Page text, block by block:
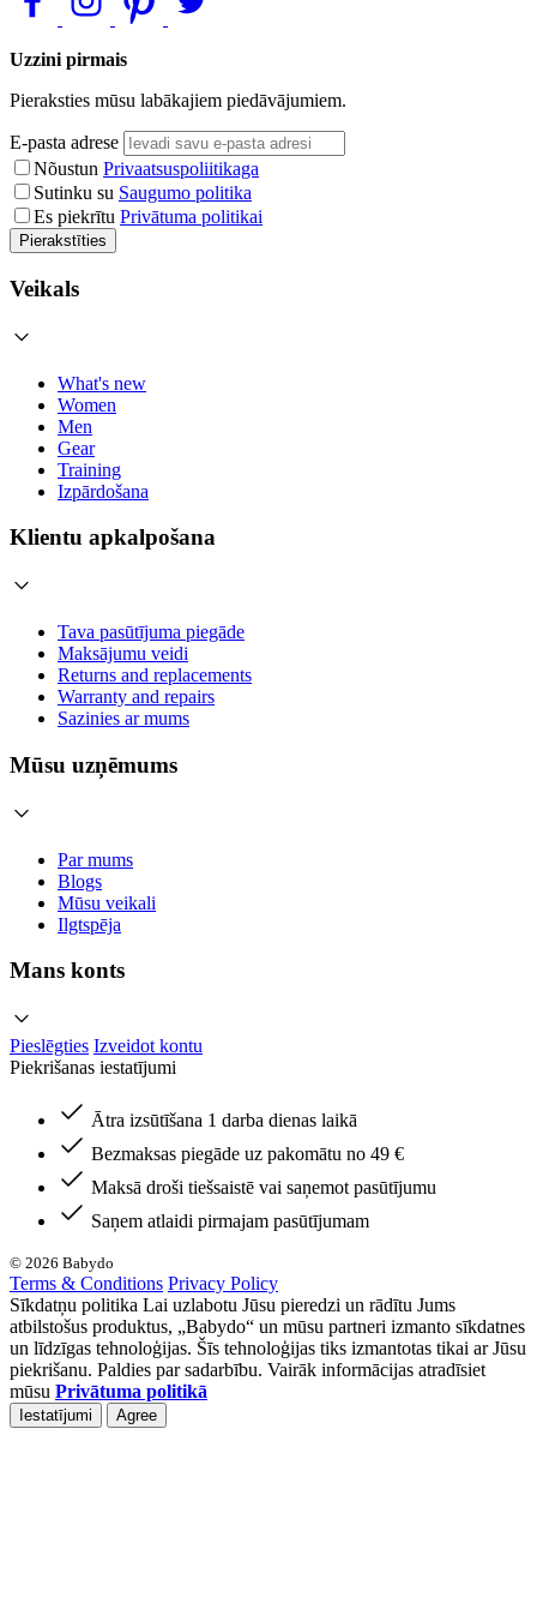
Uzzini pirmais
Pieraksties mūsu labākajiem piedāvājumiem.
E-pasta adrese
Nõustun Privaatsuspoliitikaga
Sutinku su Saugumo politika
Es piekrītu Privātuma politikai
Pierakstīties
Veikals
What's new
Women
Men
Gear
Training
Izpārdošana
Klientu apkalpošana
Tava pasūtījuma piegāde
Maksājumu veidi
Returns and replacements
Warranty and repairs
Sazinies ar mums
Mūsu uzņēmums
Par mums
Blogs
Mūsu veikali
Ilgtspēja
Mans konts
Pieslēgties Izveidot kontu
Piekrišanas iestatījumi
Ātra izsūtīšana 1 darba dienas laikā
Bezmaksas piegāde uz pakomātu no 49 €
Maksā droši tiešsaistē vai saņemot pasūtījumu
Saņem atlaidi pirmajam pasūtījumam
© 2026 Babydo
Terms & Conditions Privacy Policy
Sīkdatņu politika Lai uzlabotu Jūsu pieredzi un rādītu Jums
atbilstošus produktus, „Babydo“ un mūsu partneri izmanto sīkdatnes
un līdzīgas tehnoloģijas. Šīs tehnoloģijas tiks izmantotas tikai ar Jūsu
piekrišanu. Paldies par sadarbību. Vairāk informācijas atradīsiet
mūsu Privātuma politikā
Iestatījumi Agree